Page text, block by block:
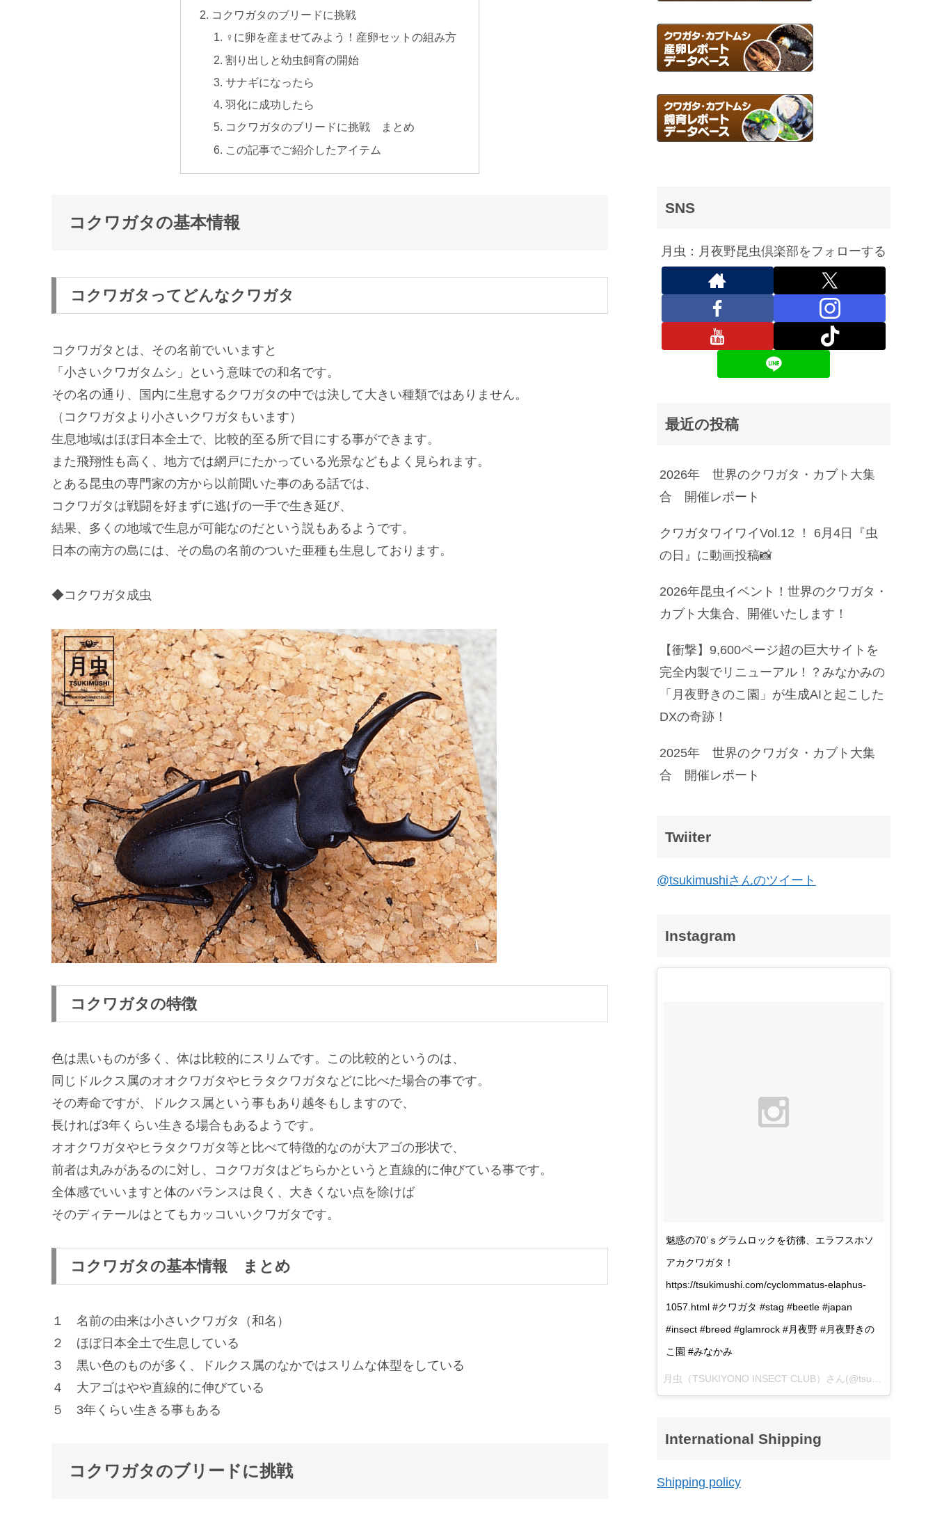
コクワガタのブリードに挑戦
♀に卵を産ませてみよう！産卵セットの組み方
割り出しと幼虫飼育の開始
サナギになったら
羽化に成功したら
コクワガタのブリードに挑戦 まとめ
この記事でご紹介したアイテム
コクワガタの基本情報
コクワガタってどんなクワガタ
コクワガタとは、その名前でいいますと
「小さいクワガタムシ」という意味での和名です。
その名の通り、国内に生息するクワガタの中では決して大きい種類ではありません。
（コクワガタより小さいクワガタもいます）
生息地域はほぼ日本全土で、比較的至る所で目にする事ができます。
また飛翔性も高く、地方では網戸にたかっている光景などもよく見られます。
とある昆虫の専門家の方から以前聞いた事のある話では、
コクワガタは戦闘を好まずに逃げの一手で生き延び、
結果、多くの地域で生息が可能なのだという説もあるようです。
日本の南方の島には、その島の名前のついた亜種も生息しております。
◆コクワガタ成虫
コクワガタの特徴
色は黒いものが多く、体は比較的にスリムです。この比較的というのは、
同じドルクス属のオオクワガタやヒラタクワガタなどに比べた場合の事です。
その寿命ですが、ドルクス属という事もあり越冬もしますので、
長ければ3年くらい生きる場合もあるようです。
オオクワガタやヒラタクワガタ等と比べて特徴的なのが大アゴの形状で、
前者は丸みがあるのに対し、コクワガタはどちらかというと直線的に伸びている事です。
全体感でいいますと体のバランスは良く、大きくない点を除けば
そのディテールはとてもカッコいいクワガタです。
コクワガタの基本情報 まとめ
１ 名前の由来は小さいクワガタ（和名）
２ ほぼ日本全土で生息している
３ 黒い色のものが多く、ドルクス属のなかではスリムな体型をしている
４ 大アゴはやや直線的に伸びている
５ 3年くらい生きる事もある
コクワガタのブリードに挑戦
SNS
月虫：月夜野昆虫倶楽部をフォローする
最近の投稿
2026年 世界のクワガタ・カブト大集
合 開催レポート
クワガタワイワイVol.12 ！ 6月4日『虫
の日』に動画投稿📸
2026年昆虫イベント！世界のクワガタ・
カブト大集合、開催いたします！
【衝撃】9,600ページ超の巨大サイトを
完全内製でリニューアル！？みなかみの
「月夜野きのこ園」が生成AIと起こした
DXの奇跡！
2025年 世界のクワガタ・カブト大集
合 開催レポート
Twiiter
@tsukimushiさんのツイート
Instagram
魅惑の70’ｓグラムロックを彷彿、エラフスホソ
アカクワガタ！
https://tsukimushi.com/cyclommatus-elaphus-
1057.html #クワガタ #stag #beetle #japan
#insect #breed #glamrock #月夜野 #月夜野きの
こ園 #みなかみ
International Shipping
Shipping policy